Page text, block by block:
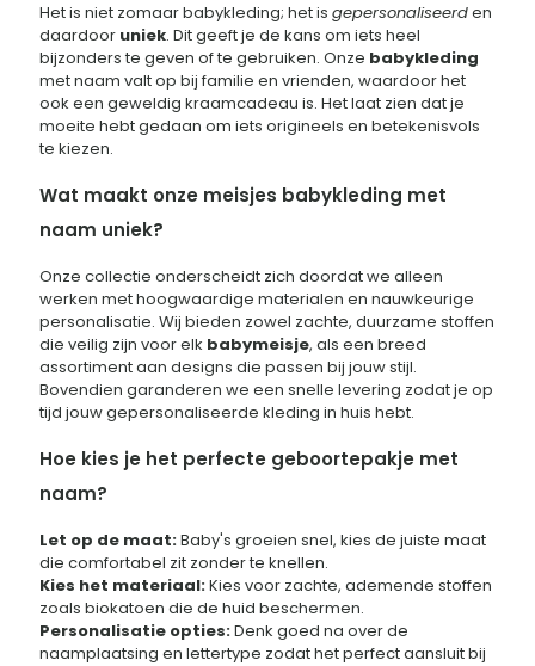
Het is niet zomaar babykleding; het is gepersonaliseerden
daardoor uniek. Dit geeft je de kans om iets heel
bijzonders te geven of te gebruiken. Onze babykleding
met naam valt op bij familie en vrienden, waardoor het
ook een geweldig kraamcadeau is. Het laat zien dat je
moeite hebt gedaan om iets origineels en betekenisvols
te kiezen.
Wat maakt onze meisjes babykleding met
naam uniek?
Onze collectie onderscheidt zich doordat we alleen
werken met hoogwaardige materialen en nauwkeurige
personalisatie. Wij bieden zowel zachte, duurzame stoffen
die veilig zijn voor elk babymeisje, als een breed
assortiment aan designs die passen bij jouw stijl.
Bovendien garanderen we een snelle levering zodat je op
tijd jouw gepersonaliseerde kleding in huis hebt.
Hoe kies je het perfecte geboortepakje met
naam?
Let op de maat:Baby's groeien snel, kies de juiste maat
die comfortabel zit zonder te knellen.
Kies het materiaal:Kies voor zachte, ademende stoffen
zoals biokatoen die de huid beschermen.
Personalisatie opties:Denk goed na over de
naamplaatsing en lettertype zodat het perfect aansluit bij